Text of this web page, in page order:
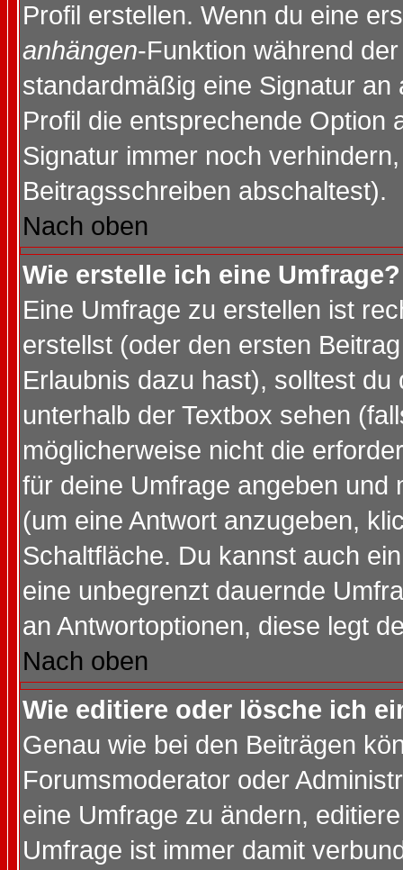
Profil erstellen. Wenn du eine
anhängen-Funktion während
standardmäßig eine Signatur
Profil die entsprechende Option
Signatur immer noch
Beitragsschreiben abschaltest).
Nach oben
Wie erstelle ich eine Umfrage?
Eine Umfrage zu erstellen ist
erstellst (oder den ersten
Erlaubnis dazu hast), solltest
unterhalb der Textbox sehen
möglicherweise nicht die
für deine Umfrage angeben und
(um eine Antwort anzugeben,
Schaltfläche. Du kannst auch
eine unbegrenzt dauernde
an Antwortoptionen, diese legt
Nach oben
Wie editiere oder lösche ich
Genau wie bei den Beiträgen
Forumsmoderator oder
eine Umfrage zu ändern,
Umfrage ist immer damit